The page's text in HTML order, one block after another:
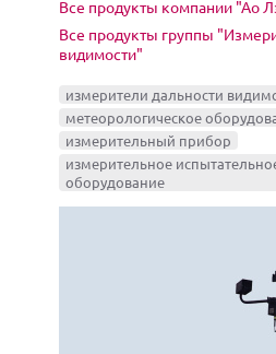
Все продукты компании "Ао
Все продукты группы
видимости"
измерители дальности
метеорологическое
измерительный прибор
измерительное
оборудование